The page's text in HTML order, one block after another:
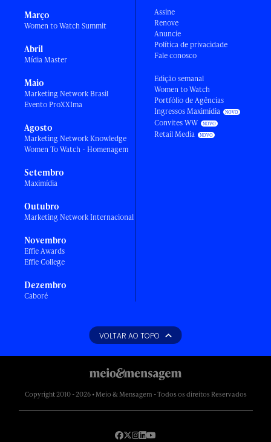
Março
Women to Watch Summit
Abril
Mídia Master
Maio
Marketing Network Brasil
Evento ProXXIma
Agosto
Marketing Network Knowledge
Women To Watch - Homenagem
Setembro
Maximídia
Outubro
Marketing Network Internacional
Novembro
Effie Awards
Effie College
Dezembro
Caboré
Assine
Renove
Anuncie
Política de privacidade
Fale conosco
Edição semanal
Women to Watch
Portfólio de Agências
Ingressos Maximídia
Convites WW
Retail Media
VOLTAR AO TOPO
Copyright 2010 - 2026 • Meio & Mensagem - Todos os direitos Reservados